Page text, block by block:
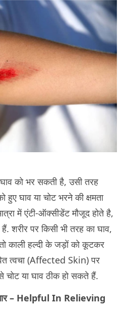
को भर सकती है, उसी तरह
हुए घाव या चोट भरने की क्षमता
में एंटी-ऑक्सीडेंट मौजूद होते है,
शरीर पर किसी भी तरह का घाव,
काली हल्दी के जड़ों को कूटकर
त्वचा (Affected Skin) पर
या घाव ठीक हो सकते हैं.
– Helpful In Relieving